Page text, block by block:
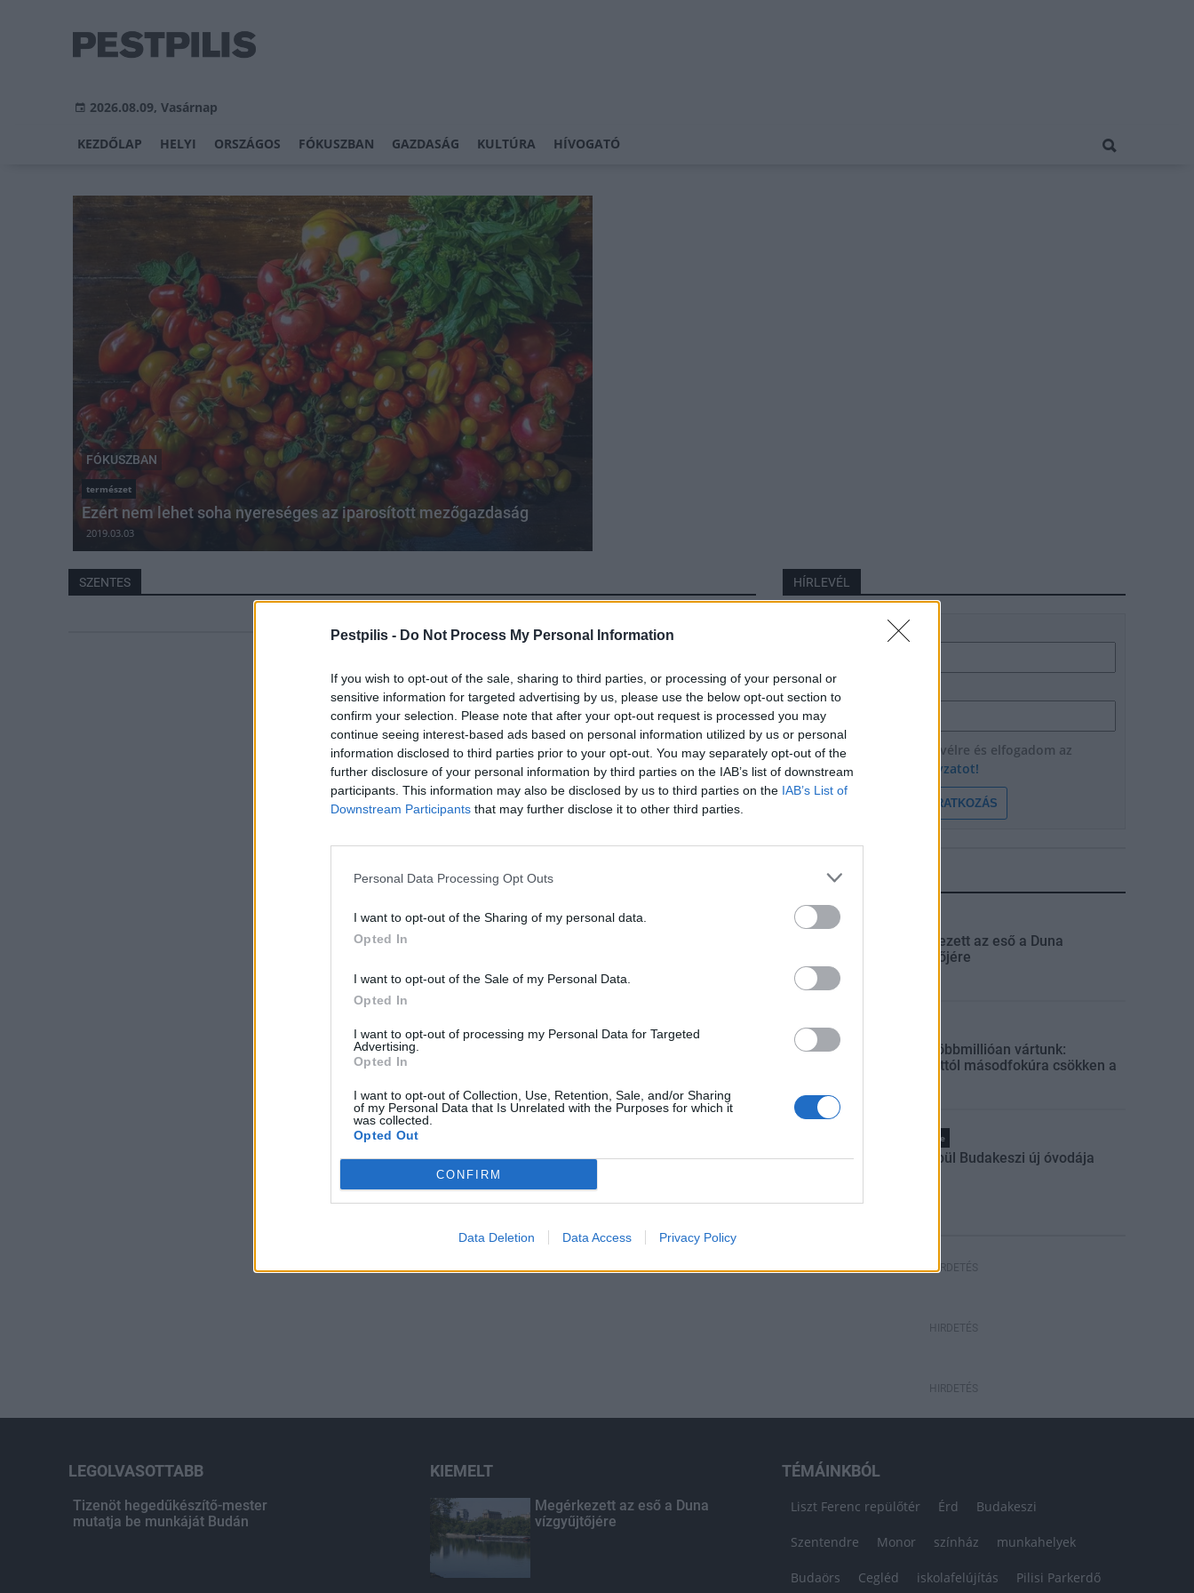
Pestpilis - Do Not Process My Personal Information
If you wish to opt-out of the sale, sharing to third parties, or processing of your personal or
sensitive information for targeted advertising by us, please use the below opt-out section to
confirm your selection. Please note that after your opt-out request is processed you may
continue seeing interest-based ads based on personal information utilized by us or personal
information disclosed to third parties prior to your opt-out. You may separately opt-out of the
further disclosure of your personal information by third parties on the IAB’s list of downstream
participants. This information may also be disclosed by us to third parties on the IAB’s List of
Downstream Participants that may further disclose it to other third parties.
Personal Data Processing Opt Outs
I want to opt-out of the Sharing of my personal data.
Opted In
I want to opt-out of the Sale of my Personal Data.
Opted In
I want to opt-out of processing my Personal Data for Targeted
Advertising.
Opted In
I want to opt-out of Collection, Use, Retention, Sale, and/or Sharing
of my Personal Data that Is Unrelated with the Purposes for which it
was collected.
Opted Out
CONFIRM
Data Deletion Data Access Privacy Policy
2026.08.09, Vasárnap
KEZDŐLAP HELYI ORSZÁGOS FÓKUSZBAN GAZDASÁG KULTÚRA HÍVOGATÓ
FÓKUSZBAN
természet
Ezért nem lehet soha nyereséges az iparosított mezőgazdaság
2019.03.03
SZENTES HÍRLEVÉL
E-mail cím
Feliratkozom a hírlevélre és elfogadom az
adatvédelmi szabályzatot!
FELIRATKOZÁS
LEGFRISSEBB
Megérkezett az eső a Duna
vízgyűjtőjére
Amire többmillióan vártunk:
szombattól másodfokúra csökken a
Pest megye
Fából épül Budakeszi új óvodája
HIRDETÉS
HIRDETÉS
HIRDETÉS
LEGOLVASOTTABB
Tizenöt hegedűkészítő-mester
mutatja be munkáját Budán
KIEMELT
Megérkezett az eső a Duna
vízgyűjtőjére
TÉMÁINKBÓL
Liszt Ferenc repülőtér Érd Budakeszi
Szentendre Monor színház munkahelyek
Budaörs Cegléd iskolafelújítás Pilisi Parkerdő